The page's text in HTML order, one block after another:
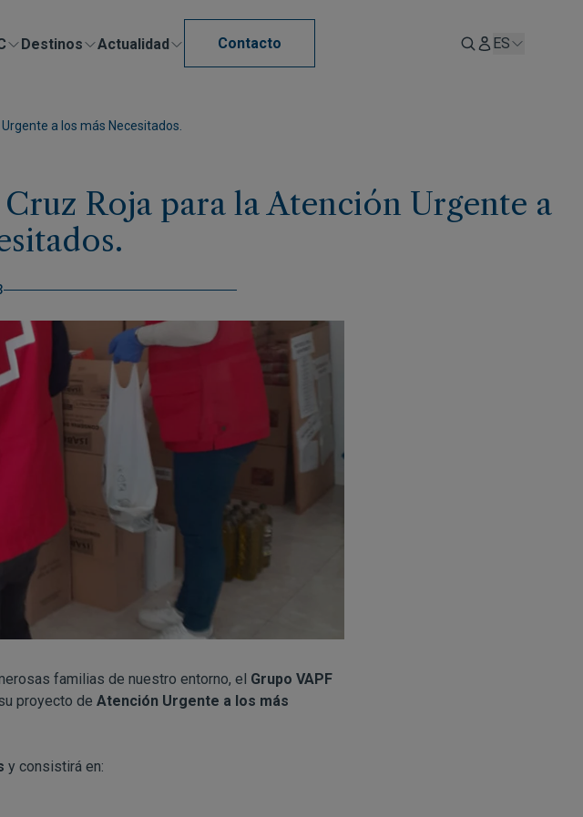
Destinos Actualidad Contacto ES
a los más Necesitados.
Roja para la Atención Urgente a
familias de nuestro entorno, el Grupo VAPF
proyecto de Atención Urgente a los más
y consistirá en: